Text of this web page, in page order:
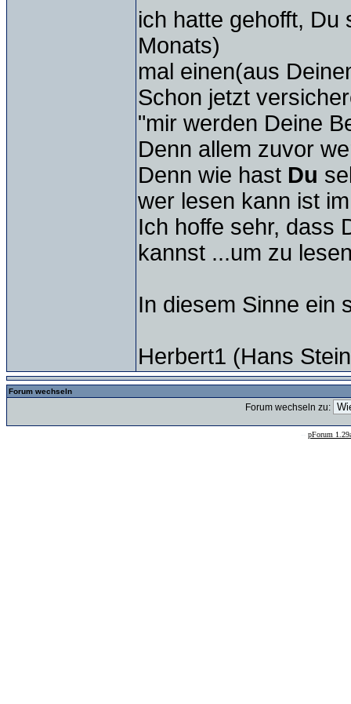
ich hatte gehofft, Du
Monats)
mal einen(aus
Schon jetzt
"mir werden Deine
Denn allem zuvor
Denn wie hast Du
wer lesen kann ist
Ich hoffe sehr, dass
kannst ...um zu
In diesem Sinne ein
Herbert1 (Hans
Forum wechseln
Forum wechseln zu:
pForum